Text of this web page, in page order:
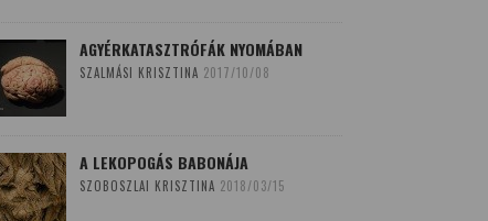
AGYÉRKATASZTRÓFÁK NYOMÁBAN
SZALMÁSI KRISZTINA 2017/10/08
A LEKOPOGÁS BABONÁJA
SZOBOSZLAI KRISZTINA 2018/03/15